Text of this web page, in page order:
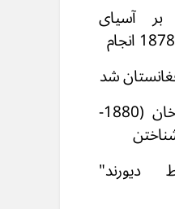
آسیای
شد
و عبدالرحمن خان (1880-
دیورند"